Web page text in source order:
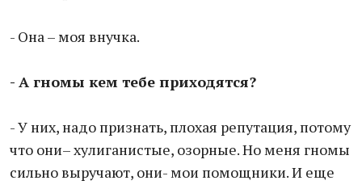
- Она – моя внучка.
- А гномы кем тебе приходятся?
- У них, надо признать, плохая репутация, потому
что они– хулиганистые, озорные. Но меня гномы
сильно выручают, они- мои помощники. И еще